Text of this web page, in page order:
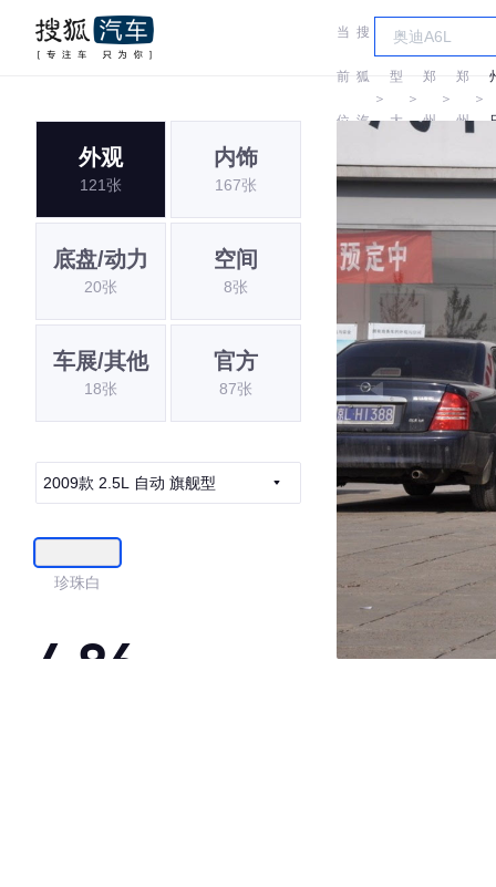
当
前
位
置:
搜
狐
汽
车
＞
车
型
大
全
＞
风
郑
州
日
＞
郑
州
日
＞
外观
121张
内饰
167张
底盘/动力
20张
空间
8张
车展/其他
18张
官方
87张
2009款 2.5L 自动 旗舰型
珍珠白
4.86